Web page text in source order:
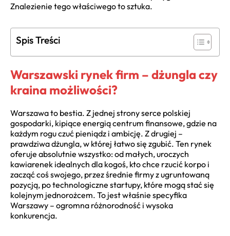
Znalezienie tego właściwego to sztuka.
Spis Treści
Warszawski rynek firm – dżungla czy
kraina możliwości?
Warszawa to bestia. Z jednej strony serce polskiej
gospodarki, kipiące energią centrum finansowe, gdzie na
każdym rogu czuć pieniądz i ambicję. Z drugiej –
prawdziwa dżungla, w której łatwo się zgubić. Ten rynek
oferuje absolutnie wszystko: od małych, uroczych
kawiarenek idealnych dla kogoś, kto chce rzucić korpo i
zacząć coś swojego, przez średnie firmy z ugruntowaną
pozycją, po technologiczne startupy, które mogą stać się
kolejnym jednorożcem. To jest właśnie specyfika
Warszawy – ogromna różnorodność i wysoka
konkurencja.